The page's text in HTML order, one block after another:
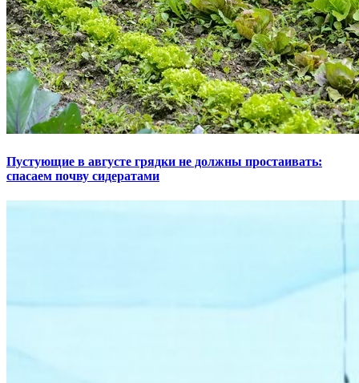
Пустующие в августе грядки не должны простаивать:
спасаем почву сидератами